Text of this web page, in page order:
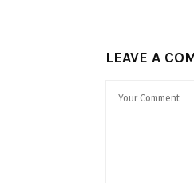
LEAVE A